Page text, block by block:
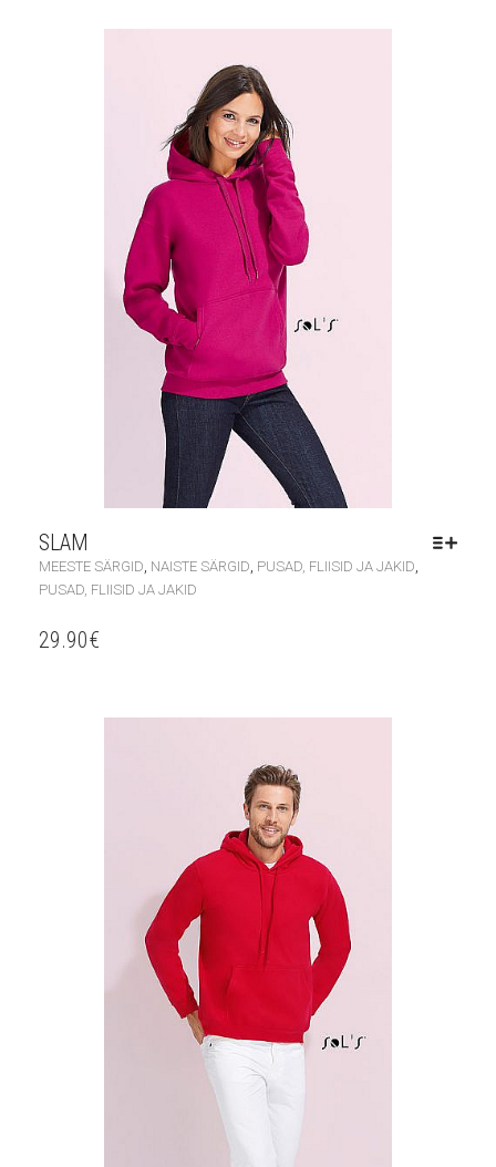
SLAM
MEESTE SÄRGID, NAISTE SÄRGID, PUSAD, FLIISID JA JAKID,
PUSAD, FLIISID JA JAKID
29.90€